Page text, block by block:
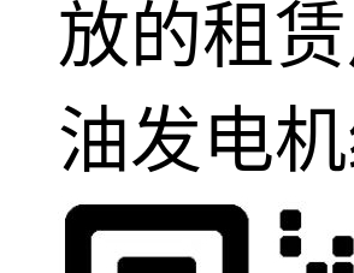
放的租
油发电机